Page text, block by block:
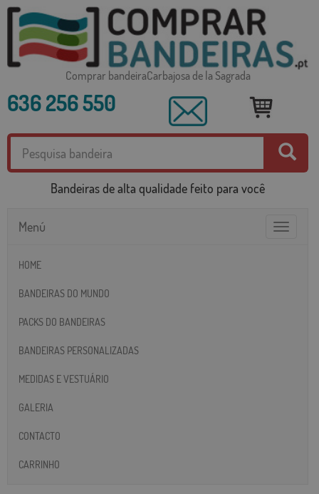
Comprar bandeiraCarbajosa de la Sagrada
636 256 550
Bandeiras de alta qualidade feito para você
Toggle
Menú
HOME
BANDEIRAS DO MUNDO
PACKS DO BANDEIRAS
BANDEIRAS PERSONALIZADAS
MEDIDAS E VESTUÁRIO
GALERIA
CONTACTO
CARRINHO